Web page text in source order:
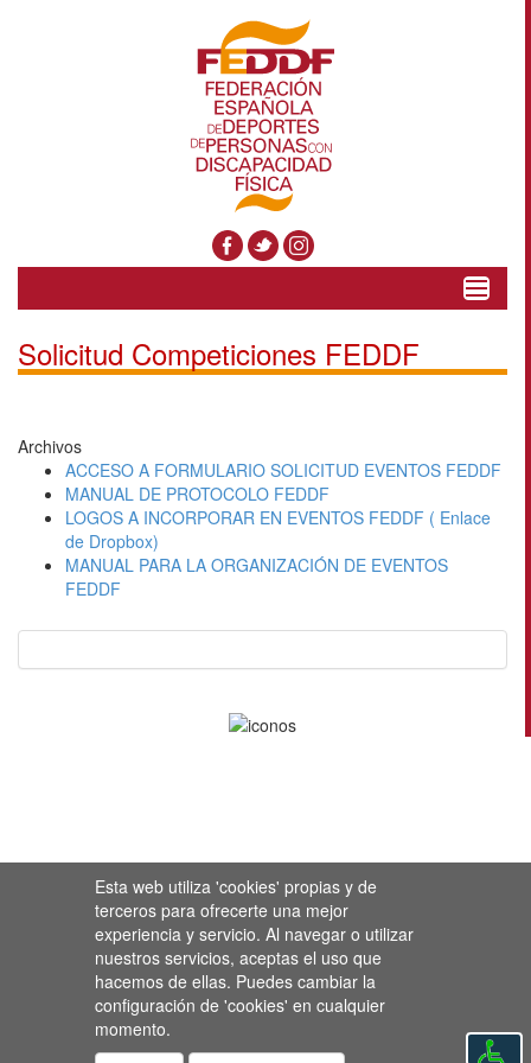
Esta web utiliza 'cookies' propias y de
terceros para ofrecerte una mejor
experiencia y servicio. Al navegar o utilizar
nuestros servicios, aceptas el uso que
hacemos de ellas. Puedes cambiar la
configuración de 'cookies' en cualquier
momento.
Toggle
Solicitud Competiciones FEDDF
Archivos
ACCESO A FORMULARIO SOLICITUD EVENTOS FEDDF
MANUAL DE PROTOCOLO FEDDF
LOGOS A INCORPORAR EN EVENTOS FEDDF ( Enlace
de Dropbox)
MANUAL PARA LA ORGANIZACIÓN DE EVENTOS
FEDDF